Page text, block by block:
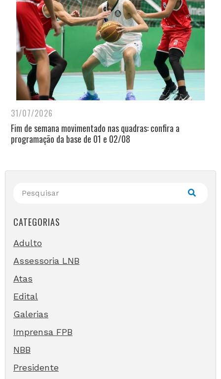
31/07/2026
Fim de semana movimentado nas quadras: confira a
programação da base de 01 e 02/08
CATEGORIAS
Adulto
Assessoria LNB
Atas
Edital
Galerias
Imprensa FPB
NBB
Presidente